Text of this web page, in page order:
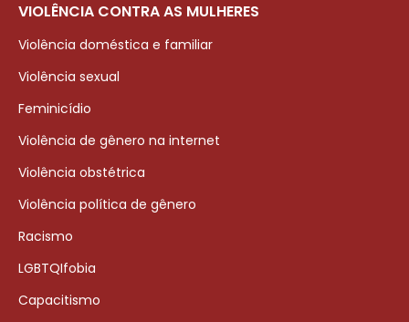
VIOLÊNCIA CONTRA AS MULHERES
Violência doméstica e familiar
Violência sexual
Feminicídio
Violência de gênero na internet
Violência obstétrica
Violência política de gênero
Racismo
LGBTQIfobia
Capacitismo